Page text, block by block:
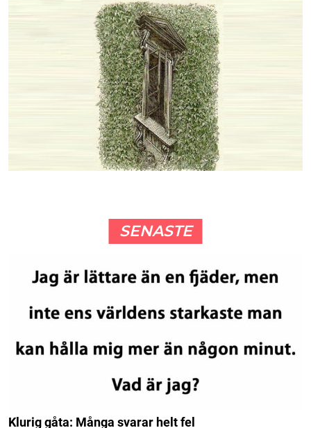
SENASTE
Klurig gåta: Många svarar helt fel